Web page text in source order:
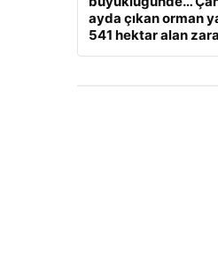
ayda çıkan orman
541 hektar alan